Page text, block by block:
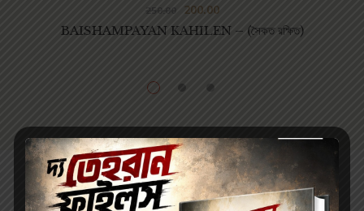
BAISHAMPAYAN KAHILEN – (সৈকত রক্ষিত)
250.00 200.00